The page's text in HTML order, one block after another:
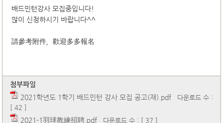
배드민턴강사 모집중입니다!
많이 신청하시기 바랍니다^^
請參考附件，歡迎多多報名
첨부파일
2021학년도 1학기 배드민턴 강사 모집 공고(재).pdf 다운로드 수 :
[ 42 ]
2021-1羽球教練招聘.pdf 다운로드 수 : [ 37 ]